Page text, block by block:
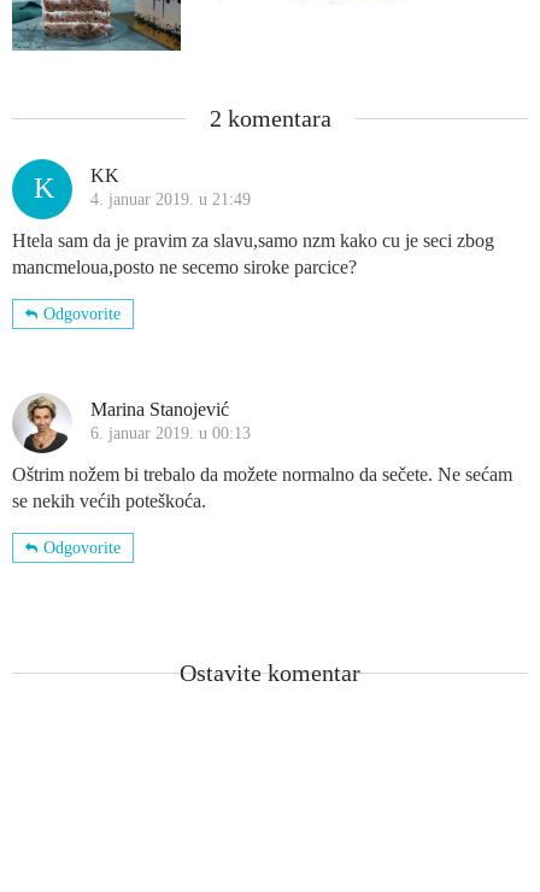
2 komentara
K KK
4. januar 2019. u 21:49
Htela sam da je pravim za slavu,samo nzm kako cu je seci zbog
mancmeloua,posto ne secemo siroke parcice?
Odgovorite
Marina Stanojević
6. januar 2019. u 00:13
Oštrim nožem bi trebalo da možete normalno da sečete. Ne sećam
se nekih većih poteškoća.
Odgovorite
Ostavite komentar